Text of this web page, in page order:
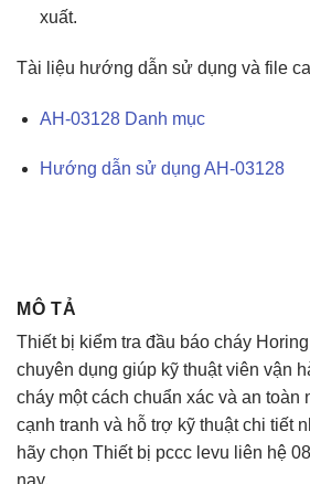
xuất.
Tài liệu hướng dẫn sử dụng và file
AH-03128 Danh mục
Hướng dẫn sử dụng AH-03128
MÔ TẢ
Thiết bị kiểm tra đầu báo cháy
chuyên dụng giúp kỹ thuật viên vận
cháy một cách chuẩn xác và an toàn
cạnh tranh và hỗ trợ kỹ thuật chi tiết
hãy chọn Thiết bị pccc levu liên hệ